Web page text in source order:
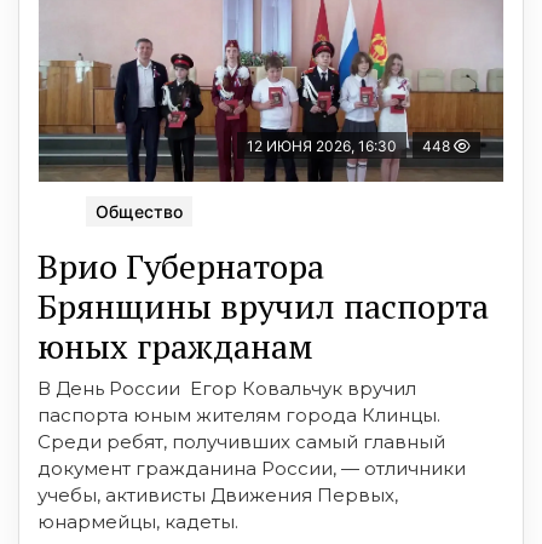
12 ИЮНЯ 2026, 16:30 448
Общество
Врио Губернатора
Брянщины вручил паспорта
юных гражданам
В День России Егор Ковальчук вручил
паспорта юным жителям города Клинцы.
Среди ребят, получивших самый главный
документ гражданина России, — отличники
учебы, активисты Движения Первых,
юнармейцы, кадеты.